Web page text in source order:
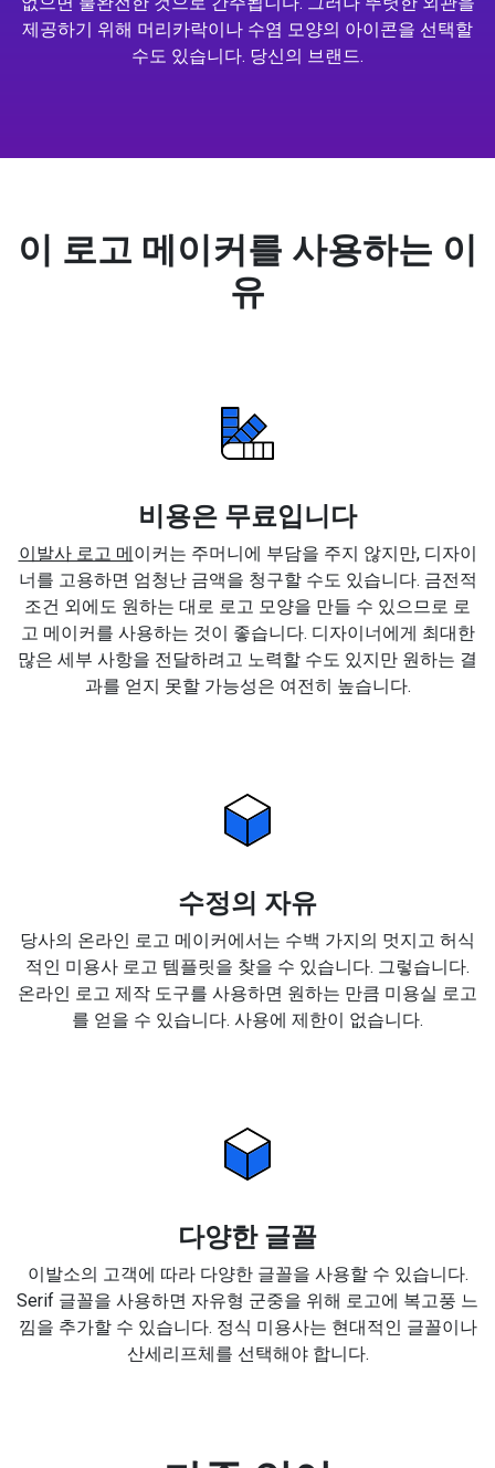
제공하기 위해 머리카락이나 수염 모양의 아이콘을 선택할
수도 있습니다. 당신의 브랜드.
이 로고 메이커를 사용하는 이
유
비용은 무료입니다
이발사 로고 메이커는 주머니에 부담을 주지 않지만, 디자이
너를 고용하면 엄청난 금액을 청구할 수도 있습니다. 금전적
조건 외에도 원하는 대로 로고 모양을 만들 수 있으므로 로
고 메이커를 사용하는 것이 좋습니다. 디자이너에게 최대한
많은 세부 사항을 전달하려고 노력할 수도 있지만 원하는 결
과를 얻지 못할 가능성은 여전히 높습니다.
수정의 자유
당사의 온라인 로고 메이커에서는 수백 가지의 멋지고 허식
적인 미용사 로고 템플릿을 찾을 수 있습니다. 그렇습니다.
온라인 로고 제작 도구를 사용하면 원하는 만큼 미용실 로고
를 얻을 수 있습니다. 사용에 제한이 없습니다.
다양한 글꼴
이발소의 고객에 따라 다양한 글꼴을 사용할 수 있습니다.
Serif 글꼴을 사용하면 자유형 군중을 위해 로고에 복고풍 느
낌을 추가할 수 있습니다. 정식 미용사는 현대적인 글꼴이나
산세리프체를 선택해야 합니다.